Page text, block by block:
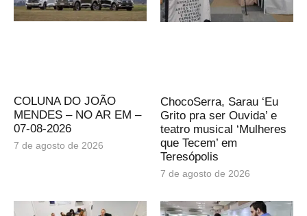
COLUNA DO JOÃO
MENDES – NO AR EM –
07-08-2026
7 de agosto de 2026
ChocoSerra, Sarau ‘Eu
Grito pra ser Ouvida’ e
teatro musical ‘Mulheres
que Tecem’ em
Teresópolis
7 de agosto de 2026